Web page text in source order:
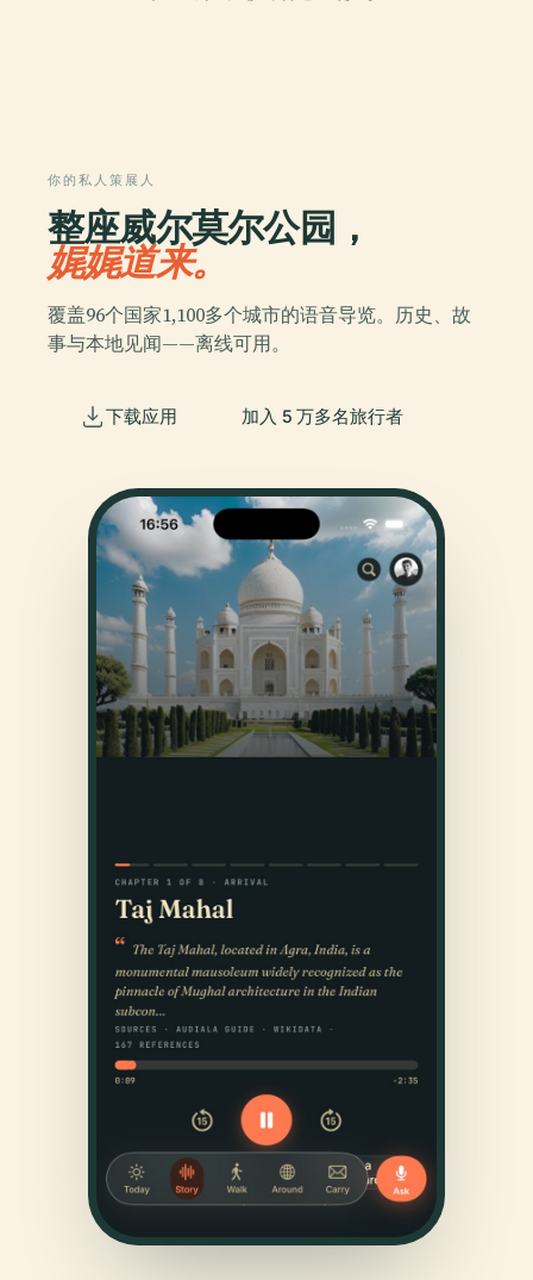
你的私人策展人
整座威尔莫尔公园，
娓娓道来。
覆盖96个国家1,100多个城市的语音导览。历史、故
事与本地见闻——离线可用。
下载应用 加入 5 万多名旅行者